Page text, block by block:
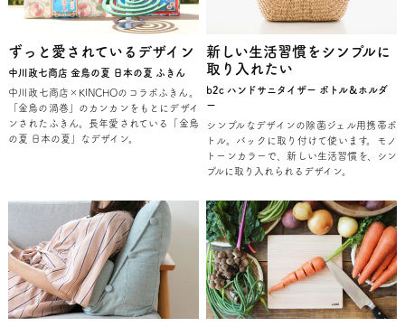
ずっと愛されているデザイン
中川政七商店 金鳥の夏 日本の夏 ふきん
中川政七商店×KINCHOのコラボふきん。
「金鳥の渦巻」のカンカンをもとにデザイ
ンされたふきん。長年愛されている「金鳥
の夏 日本の夏」なデザイン。
新しい生活習慣をシンプルに
取り入れたい
b2c ハンドサニタイザー ボトル＆ホルダ
ー
シンプルなデザインの除菌ジェル用携帯ボ
トル。バックに取り付けて使います。モノ
トーンカラーで、新しい生活習慣を、シン
プルに取り入れられるデザイン。